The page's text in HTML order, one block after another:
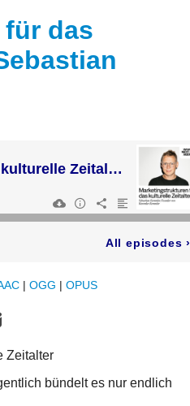
das
Marketingstrukturen für das kulturelle Zeitalter | Sebastian Kemmler
All episodes ›
| OGG | OPUS
Zeitalter
bündelt es nur endlich